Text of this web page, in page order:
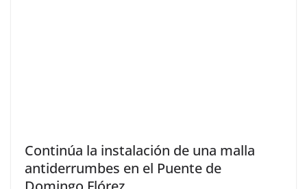
Continúa la instalación de una malla
antiderrumbes en el Puente de